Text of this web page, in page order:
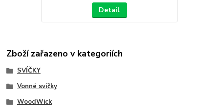
Detail
Zboží zařazeno v kategoriích
SVÍČKY
Vonné svíčky
WoodWick